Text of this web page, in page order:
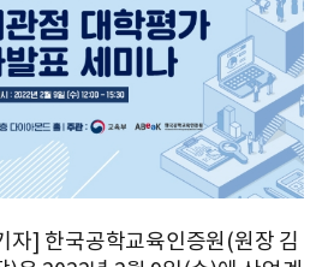
자] 한국공학교육인증원(원장 김